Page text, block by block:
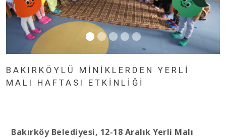
BAKIRKÖYLÜ MİNİKLERDEN YERLİ
MALI HAFTASI ETKİNLİĞİ
Bakırköy Belediyesi, 12-18 Aralık Yerli Malı